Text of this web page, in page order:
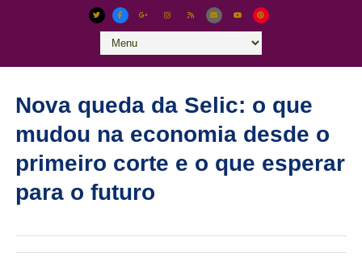
Nova queda da Selic: o que
mudou na economia desde o
primeiro corte e o que esperar
para o futuro